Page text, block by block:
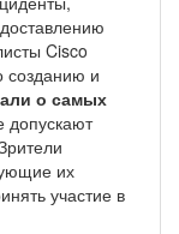
Cisco
созданию и
о самых
допускают
их
участие в